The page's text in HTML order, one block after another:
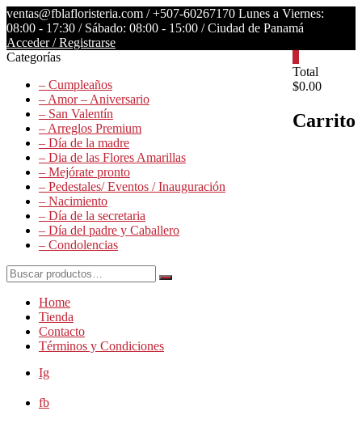
Saltar
contenido
ventas@fblafloristeria.com /+507-60267170 Lunes a Viernes:
08:00 - 17:30 / Sábado: 08:00 - 15:00 / Ciudad de Panamá
Acceder / Registrarse
Floristería
Floristería
Lider
Total
$0.00
Carrito
Categorías
– Cumpleaños
– Amor – Aniversario
– San Valentín
– Arreglos Premium
– Día de la madre
– Dia de las Flores Amarillas
– Mejórate pronto
– Pedestales/ Eventos / Inauguración
– Nacimiento
– Día de la secretaria
– Día del padre y Caballero
– Condolencias
Buscar
por:
Home
Tienda
Contacto
Términos y Condiciones
Ig
fb